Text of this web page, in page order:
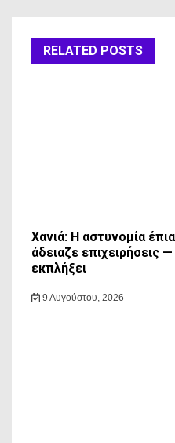
RELATED POSTS
Χανιά: Η αστυνομία
άδειαζε επιχειρήσεις
εκπλήξει
9 Αυγούστου, 2026